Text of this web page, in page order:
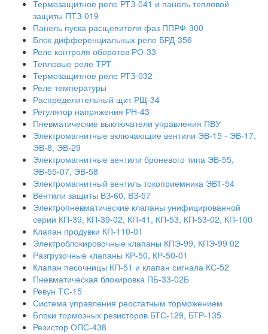
Термозащитное реле РТЗ-041 и панель тепловой
защиты ПТЗ-019
Панель пуска расщепителя фаз ППРФ-300
Блок дифференциальных реле БРД-356
Реле контроля оборотов РО-33
Тепловые реле ТРТ
Термозащитное реле РТЗ-032
Реле температуры
Распределительный щит РЩ-34
Регулятор напряжения РН-43
Пневматические выключатели управления ПВУ
Электромагнитные включающие вентили ЭВ-15 - ЭВ-17,
ЭВ-8, ЭВ-29
Электромагнитные вентили броневого типа ЭВ-55,
ЭВ-55-07, ЭВ-58
Электромагнитный вентиль токоприемника ЭВТ-54
Вентили защиты ВЗ-60, ВЗ-57
Электропневматические клапаны унифицированной
серии КП-39, КП-39-02, КП-41, КП-53, КП-53-02, КП-100
Клапан продувки КП-110-01
Электроблокировочные клапаны КПЭ-99, КПЭ-99 02
Разгрузочные клапаны КР-50, КР-50-01
Клапан песочницы КП-51 и клапан сигнала КС-52
Пневматическая блокировка ПБ-33-02Б
Ревун ТС-15
Система управления реостатным торможением
Блоки тормозных резисторов БТС-129, БТР-135
Резистор ОПС-438